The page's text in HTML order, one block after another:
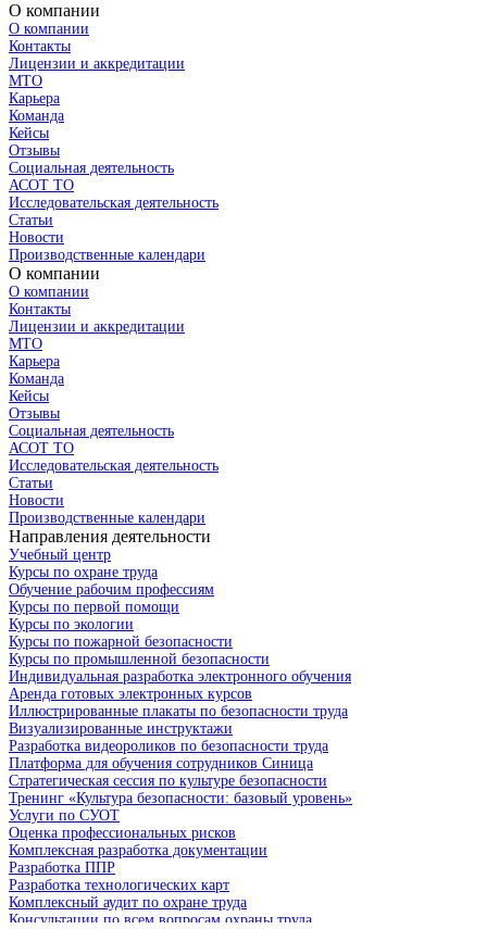
О компании
О компании
Контакты
Лицензии и аккредитации
МТО
Карьера
Команда
Кейсы
Отзывы
Социальная деятельность
АСОТ ТО
Исследовательская деятельность
Статьи
Новости
Производственные календари
О компании
О компании
Контакты
Лицензии и аккредитации
МТО
Карьера
Команда
Кейсы
Отзывы
Социальная деятельность
АСОТ ТО
Исследовательская деятельность
Статьи
Новости
Производственные календари
Направления деятельности
Учебный центр
Курсы по охране труда
Обучение рабочим профессиям
Курсы по первой помощи
Курсы по экологии
Курсы по пожарной безопасности
Курсы по промышленной безопасности
Индивидуальная разработка электронного обучения
Аренда готовых электронных курсов
Иллюстрированные плакаты по безопасности труда
Визуализированные инструктажи
Разработка видеороликов по безопасности труда
Платформа для обучения сотрудников Синица
Стратегическая сессия по культуре безопасности
Тренинг «Культура безопасности: базовый уровень»
Услуги по СУОТ
Оценка профессиональных рисков
Комплексная разработка документации
Разработка ППР
Разработка технологических карт
Комплексный аудит по охране труда
Консультации по всем вопросам охраны труда